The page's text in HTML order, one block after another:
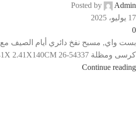
Posted by
Admin
17 يوليو، 2025
0
بست واي, مسبح نفخ دائري أيام الصيف مع
كرسى ومظلة 241X 2.41X140CM 26-54337
Continue reading